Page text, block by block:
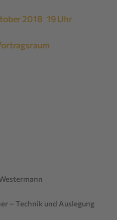
2018 19 Uhr
Technik und Auslegung